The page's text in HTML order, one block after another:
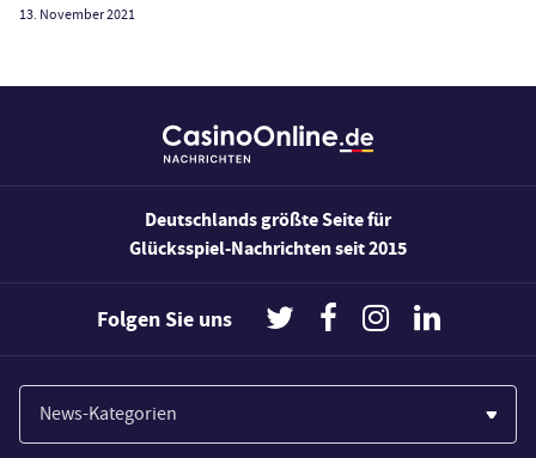
13. November 2021
Deutschlands größte Seite für
Glücksspiel-Nachrichten seit 2015
Folgen Sie uns
News-Kategorien